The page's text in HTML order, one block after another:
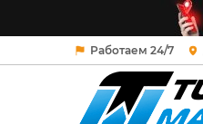
Работаем 24/7